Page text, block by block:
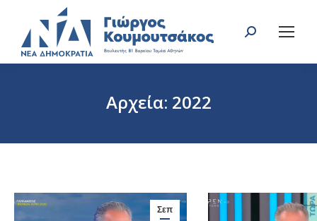
Search:
Αρχεία: 2022
Σεπ